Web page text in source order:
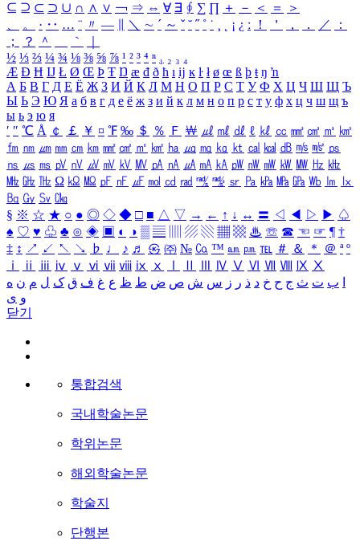
⊆ ⊇ ⊂ ⊃ ∪ ∩ ∧ ∨ ￢ ⇒ ⇔ ∀ ∃ ∮ ∑ ∏ ＋ － ＜ ＝
＞
、
。 · ‥ … ¨ 〃 ― ＼ ∼ ´ ～ ˇ ˘ ˝ ˚ ˙ ¸ ¡ ¿ ː ！ ＇ ， ． ／
：
；
？ ＾ ｀
½ ⅓ ⅔ ¼ ¾ ⅛ ⅜ ⅝ ⅞ ¹ ² ³ ⁴ ⁿ ₁ ₂ ₃ ₄
Æ Ð Ħ Ĳ Ł Ø Œ Þ Ŧ Ŋ æ đ ð ħ ı ĳ ĸ ŀ ł ø œ ß þ ŧ ŋ ŉ
А Б В Г Д Е Ё Ж З И Й К Л М Н О П Р С Т У Ф Х Ц Ч Ш Щ Ъ
Ы Ь Э Ю Я а б в г д е ё ж з и й к л м н о п р с т у ф х ц ч ш щ ъ
ы ь э ю я
′ ″ ℃ Å ￠ ￡ ￥ ¤ ℉ ‰ ＄ ％ Ｆ ￦ ㎕ ㎖ ㎗ ℓ ㎘ ㏄ ㎣ ㎤ ㎥ ㎦
㎙ ㎚ ㎛ ㎜ ㎝ ㎞ ㎟ ㎠ ㎡ ㎢ ㏊ ㎍ ㎎ ㎏ ㏏ ㎈ ㎉ ㏈ ㎧ ㎨ ㎰
㎱ ㎲ ㎳ ㎴ ㎵ ㎶ ㎷ ㎸ ㎹ ㎀ ㎁ ㎂ ㎃ ㎄ ㎺ ㎻ ㎽ ㎾ ㎿ ㎐ ㎑
㎒ ㎓ ㎔ Ω ㏀ ㏁ ㎊ ㎋ ㎌ ㏖ ㏅ ㎭ ㎮ ㎯ ㏛ ㎩ ㎪ ㎫ ㎬ ㏝ ㏐
㏓
㏃ ㏉ ㏜ ㏆
§ ※ ☆ ★ ○ ● ◎ ◇ ◆ □ ■ △ ▽ → ← ↑ ↓ ↔ 〓 ◁ ◀ ▷ ▶ ♤
♠ ♡ ♥ ♧ ♣ ⊙ ◈ ▣ ◐ ◑ ▒ ▤ ▨ ▧ ▦ ▩ ♨ ☏ ☎ ☜ ☞ ¶ †
‡ ↕ ↗ ↙ ↖ ↘ ♭ ♩ ♪ ♬ ㉿ ㈜ № ㏇ ™ ㏂ ㏘ ℡ ＃ ＆ ＊ ＠ ª º
ⅰ
ⅱ ⅲ ⅳ ⅴ ⅵ ⅶ ⅷ ⅸ ⅹ Ⅳ Ⅴ Ⅵ Ⅶ Ⅷ Ⅸ Ⅹ
ب ت ث ج ح خ د ذ ر ز س ش ص ض ط ظ ع غ ف ق ک ل م ن ه
و ی
닫기
통합검색
국내학술논문
학위논문
해외학술논문
학술지
단행본